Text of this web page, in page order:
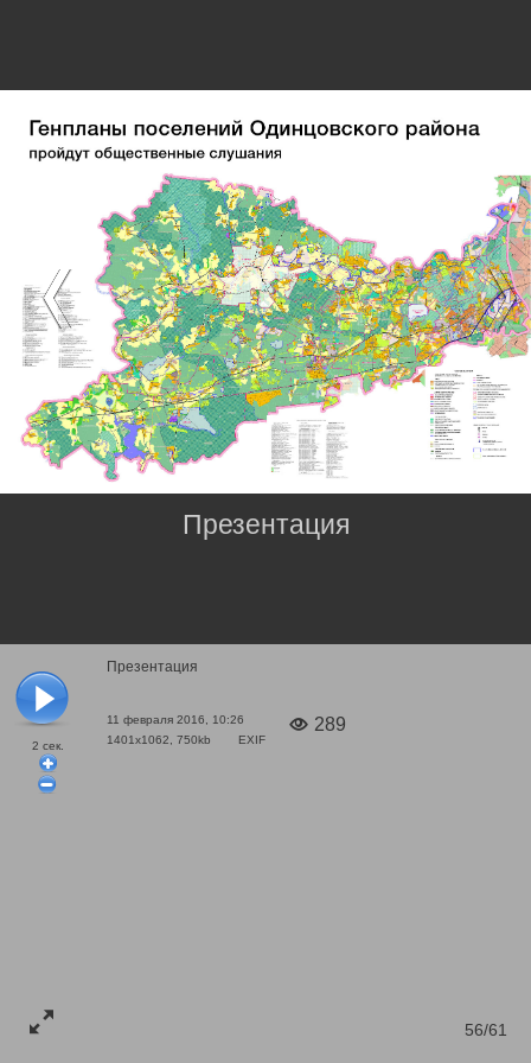
2 сек.
Презентация
11 февраля 2016, 10:26
1401x1062, 750kb
EXIF
289
56/61
Презентация